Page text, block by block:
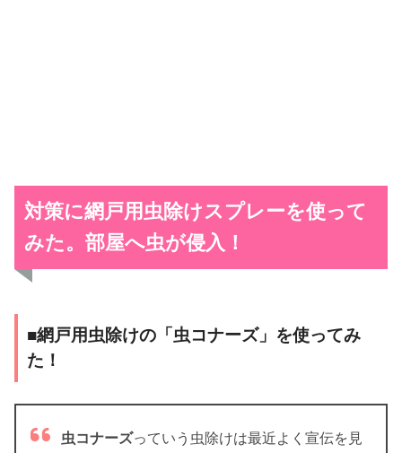
対策に網戸用虫除けスプレーを使って
みた。部屋へ虫が侵入！
■網戸用虫除けの「虫コナーズ」を使ってみ
た！
虫コナーズっていう虫除けは最近よく宣伝を見